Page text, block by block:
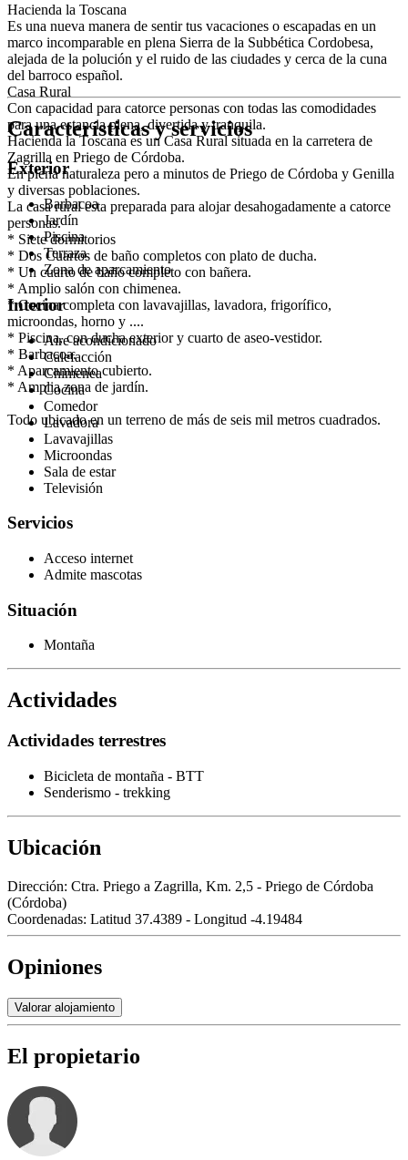
Hacienda la Toscana
Es una nueva manera de sentir tus vacaciones o escapadas en un
marco incomparable en plena Sierra de la Subbética Cordobesa,
alejada de la polución y el ruido de las ciudades y cerca de la cuna
del barroco español.
Casa Rural
Con capacidad para catorce personas con todas las comodidades
para una estancia plena, divertida y tranquila.
Hacienda la Toscana es un Casa Rural situada en la carretera de
Zagrilla en Priego de Córdoba.
En plena naturaleza pero a minutos de Priego de Córdoba y Genilla
y diversas poblaciones.
La casa rural esta preparada para alojar desahogadamente a catorce
personas.
* Siete dormitorios
* Dos Cuartos de baño completos con plato de ducha.
* Un cuarto de baño completo con bañera.
* Amplio salón con chimenea.
* Cocina completa con lavavajillas, lavadora, frigorífico,
microondas, horno y ....
* Piscina, con ducha exterior y cuarto de aseo-vestidor.
* Barbacoa.
* Aparcamiento cubierto.
* Amplia zona de jardín.
Todo ubicado en un terreno de más de seis mil metros cuadrados.
Características y servicios
Exterior
Barbacoa
Jardín
Piscina
Terraza
Zona de aparcamiento
Interior
Aire acondicionado
Calefacción
Chimenea
Cocina
Comedor
Lavadora
Lavavajillas
Microondas
Sala de estar
Televisión
Servicios
Acceso internet
Admite mascotas
Situación
Montaña
Actividades
Actividades terrestres
Bicicleta de montaña - BTT
Senderismo - trekking
Ubicación
Dirección: Ctra. Priego a Zagrilla, Km. 2,5 - Priego de Córdoba
(Córdoba)
Coordenadas: Latitud 37.4389 - Longitud -4.19484
Opiniones
Valorar alojamiento
El propietario